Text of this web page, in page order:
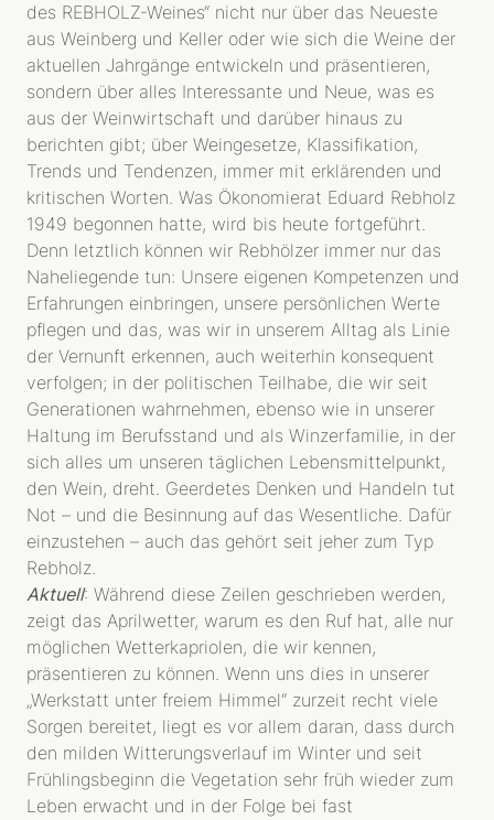
des REBHOLZ-Weines“ nicht nur über das Neueste
aus Weinberg und Keller oder wie sich die Weine der
aktuellen Jahrgänge entwickeln und präsentieren,
sondern über alles Interessante und Neue, was es
aus der Weinwirtschaft und darüber hinaus zu
berichten gibt; über Weingesetze, Klassifikation,
Trends und Tendenzen, immer mit erklärenden und
kritischen Worten. Was Ökonomierat Eduard Rebholz
1949 begonnen hatte, wird bis heute fortgeführt.
Denn letztlich können wir Rebhölzer immer nur das
Naheliegende tun: Unsere eigenen Kompetenzen und
Erfahrungen einbringen, unsere persönlichen Werte
pflegen und das, was wir in unserem Alltag als Linie
der Vernunft erkennen, auch weiterhin konsequent
verfolgen; in der politischen Teilhabe, die wir seit
Generationen wahrnehmen, ebenso wie in unserer
Haltung im Berufsstand und als Winzerfamilie, in der
sich alles um unseren täglichen Lebensmittelpunkt,
den Wein, dreht. Geerdetes Denken und Handeln tut
Not – und die Besinnung auf das Wesentliche. Dafür
einzustehen – auch das gehört seit jeher zum Typ
Rebholz.
Aktuell: Während diese Zeilen geschrieben werden,
zeigt das Aprilwetter, warum es den Ruf hat, alle nur
möglichen Wetterkapriolen, die wir kennen,
präsentieren zu können. Wenn uns dies in unserer
„Werkstatt unter freiem Himmel“ zurzeit recht viele
Sorgen bereitet, liegt es vor allem daran, dass durch
den milden Witterungsverlauf im Winter und seit
Frühlingsbeginn die Vegetation sehr früh wieder zum
Leben erwacht und in der Folge bei fast